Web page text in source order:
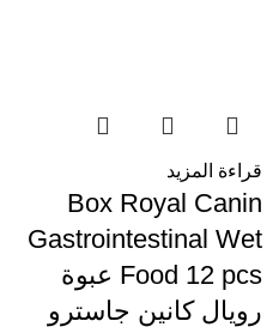
قراءة المزيد
Box Royal Canin
Gastrointestinal Wet
Food 12 pcs عبوة
رويال كانين جاسترو